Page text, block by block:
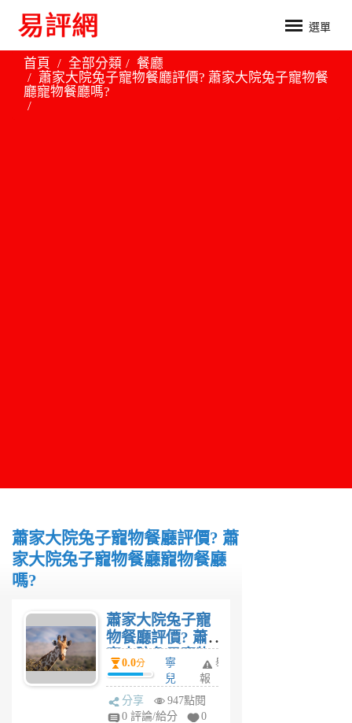
選單
首頁 全部分類
餐廳
蕭家大院兔子寵物餐廳評價? 蕭家大院兔子寵物餐
廳寵物餐廳嗎?
蕭家大院兔子寵物餐廳評價? 蕭
家大院兔子寵物餐廳寵物餐廳
嗎?
蕭家大院兔子寵
物餐廳評價? 蕭
家大院兔子寵物
餐廳寵物餐廳
嗎?
0.0分
寧
兒
6
年
舉
報
分享
947點閱
0 評論/給分
0